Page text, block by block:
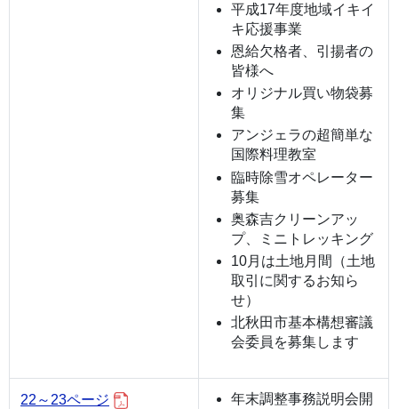
平成17年度地域イキイ
キ応援事業
恩給欠格者、引揚者の
皆様へ
オリジナル買い物袋募
集
アンジェラの超簡単な
国際料理教室
臨時除雪オペレーター
募集
奥森吉クリーンアッ
プ、ミニトレッキング
10月は土地月間（土地
取引に関するお知ら
せ）
北秋田市基本構想審議
会委員を募集します
22～23ページ
年末調整事務説明会開